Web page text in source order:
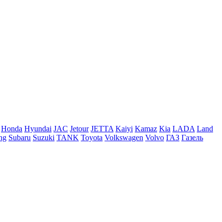
Honda Hyundai JAC Jetour JETTA Kaiyi Kamaz Kia LADA Land
Subaru Suzuki TANK Toyota Volkswagen Volvo ГАЗ Газель